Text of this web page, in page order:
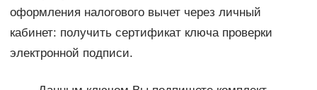
оформления налогового вычет через личный
кабинет: получить сертификат ключа проверки
электронной подписи.